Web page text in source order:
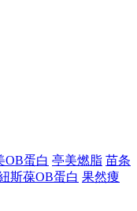
OB蛋白 亭美燃脂 苗条
斯葆OB蛋白 果然痩